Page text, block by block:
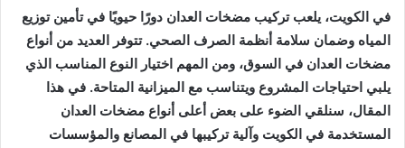
في الكويت، يلعب تركيب مضخات العدان دورًا حيويًا في تأمين توزيع
المياه وضمان سلامة أنظمة الصرف الصحي. تتوفر العديد من أنواع
مضخات العدان في السوق، ومن المهم اختيار النوع المناسب الذي
يلبي احتياجات المشروع ويتناسب مع الميزانية المتاحة. في هذا
المقال، سنلقي الضوء على بعض أعلى أنواع مضخات العدان
المستخدمة في الكويت وآلية تركيبها في المصانع والمؤسسات